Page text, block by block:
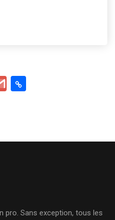
pro. Sans exception, tous les